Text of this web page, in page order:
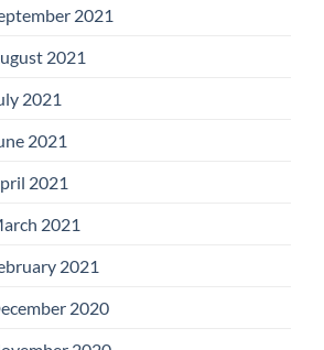
2021
2021
2021
2021
2021
2021
2021
2020